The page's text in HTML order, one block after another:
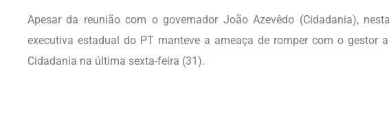
Apesar da reunião com o governador João Azevêdo (Cidadania),
executiva estadual do PT manteve a ameaça de romper com o gestor
Cidadania na última sexta-feira (31).